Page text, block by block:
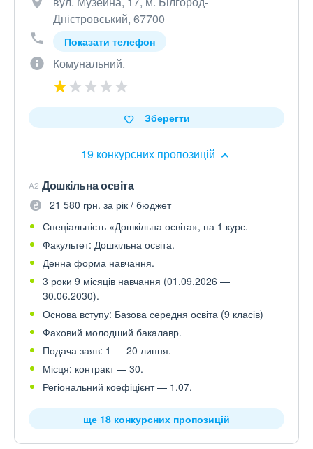
Дністровський, 67700
Показати телефон
Комунальний.
19 конкурсних пропозицій
Зберегти
A2 Дошкільна освіта
21 580 грн. за рік / бюджет
Спеціальність «Дошкільна освіта», на 1 курс.
Факультет: Дошкільна освіта.
Денна форма навчання.
3 роки 9 місяців навчання (01.09.2026 —
30.06.2030).
Основа вступу: Базова середня освіта (9 класів)
Фаховий молодший бакалавр.
Подача заяв: 1 — 20 липня.
Місця: контракт — 30.
Регіональний коефіцієнт — 1.07.
ще 18 конкурсних пропозицій